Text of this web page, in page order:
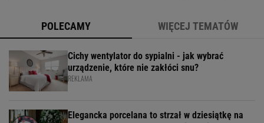
POLECAMY WIĘCEJ TEMATÓW
Cichy wentylator do sypialni - jak wybrać
urządzenie, które nie zakłóci snu?
REKLAMA
Elegancka porcelana to strzał w dziesiątkę na